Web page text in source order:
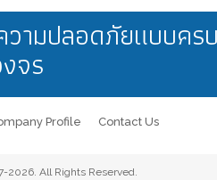
ามปลอดภัยแบบคร
จร
Profile Contact Us
2026. All Rights Reserved.